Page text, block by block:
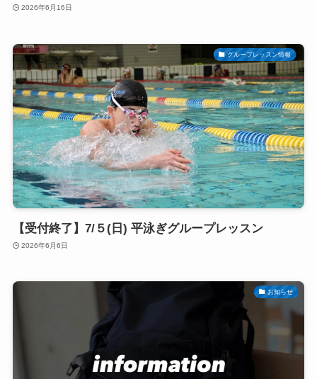
2026年6月16日
グループレッスン情報
【受付終了】7/５(日) 平泳ぎグループレッスン
2026年6月6日
お知らせ